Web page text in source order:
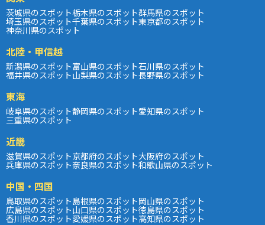
茨城県のスポット栃木県のスポット群馬県のスポット
埼玉県のスポット千葉県のスポット東京都のスポット
神奈川県のスポット
北陸・甲信越
新潟県のスポット富山県のスポット石川県のスポット
福井県のスポット山梨県のスポット長野県のスポット
東海
岐阜県のスポット静岡県のスポット愛知県のスポット
三重県のスポット
近畿
滋賀県のスポット京都府のスポット大阪府のスポット
兵庫県のスポット奈良県のスポット和歌山県のスポット
中国・四国
鳥取県のスポット島根県のスポット岡山県のスポット
広島県のスポット山口県のスポット徳島県のスポット
香川県のスポット愛媛県のスポット高知県のスポット